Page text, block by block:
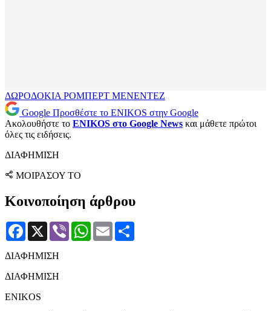
ΔΩΡΟΔΟΚΙΑ ΡΟΜΠΕΡΤ ΜΕΝΕΝΤΕΖ
Google Προσθέστε το ENIKOS στην Google
Ακολουθήστε το ENIKOS στο Google News και μάθετε πρώτοι
όλες τις ειδήσεις.
ΔΙΑΦΗΜΙΣΗ
ΜΟΙΡΑΣΟΥ ΤΟ
Κοινοποίηση άρθρου
Facebook
X Viber WhatsApp
Email
ΔΙΑΦΗΜΙΣΗ
ΔΙΑΦΗΜΙΣΗ
ENIKOS